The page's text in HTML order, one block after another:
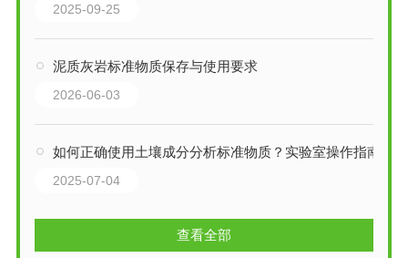
2025-09-25
泥质灰岩标准物质保存与使用要求
2026-06-03
如何正确使用土壤成分分析标准物质？实验室操作指南
2025-07-04
查看全部